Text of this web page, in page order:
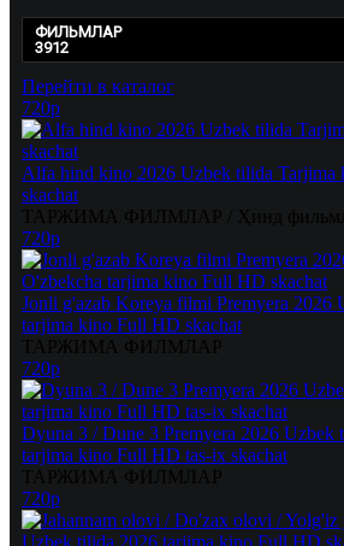
ФИЛЬМЛАР
3912
Перейти в каталог
720p
Alfa hind kino 2026 Uzbek tilida
skachat
720p
Jonli g'azab Koreya filmi Premyera 2026
tarjima kino Full HD skachat
720p
Dyuna 3 / Dune 3 Premyera 2026 Uzbek
tarjima kino Full HD tas-ix skachat
720p